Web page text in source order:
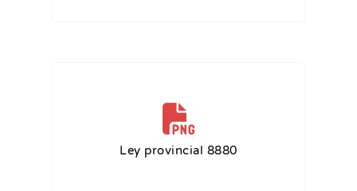
Ley provincial 8880